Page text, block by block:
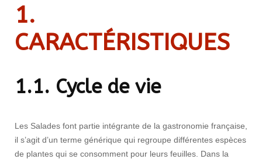
1.
CARACTÉRISTIQUES
1.1. Cycle de vie
Les Salades font partie intégrante de la gastronomie française,
il s’agit d’un terme générique qui regroupe différentes espèces
de plantes qui se consomment pour leurs feuilles. Dans la